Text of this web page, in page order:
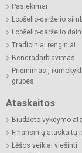
Pasiekimai
Lopšelio-darželio
Lopšelio-darželio
Tradiciniai renginiai
Bendradarbiavimas
Priėmimas į
grupes
Ataskaitos
Biudžeto vykdymo
Finansinių ataskaitų
Lėšos veiklai viešinti